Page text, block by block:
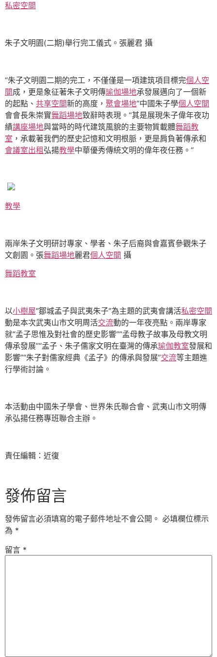
私密空間
朱子文明園(二期)舉行完工儀式。張麗君 攝
“朱子文明園二期的完工，不僅僅是一項建筑項目標完個人空
間成，更是象征著朱子文明傳瑜伽場地承發展邁向了一個新
的起點、 共享空間新的高度， 聚會場地”中國朱子學個人空間
會會長朱崇實舞蹈場地致辭時表現。“其是展現朱子偉年夜功
績講座場地與當時的時代建筑風貌的主要物質載體舞蹈教
室 ，承載著我們的歷史記憶和文明根脈，更是肩負著傳承和
會議室出租弘揚教學中華優秀傳統文明的偉年夜任務。”
教學
兩岸朱子文明研討專家、學者、朱子后裔與會嘉賓參觀朱子
文創園。張舞蹈場地麗君個人空間 攝
舞蹈教室
以小樹屋“鄒城孟子與武夷朱子”為主題的武夷會講活私密空間
動是本次武夷山市文明周活交流動的一年夜亮點。兩岸專家
就“孟子思惟及對社會的歷史影響”“孟母教子故事及母教文明
傳承發展”“孟子、朱子儒家文明在臺灣的傳承瑜伽教室發展和
影響”“朱子對儒家經典《孟子》的傳承與發展”交流等主題進
行學術討論。
本活動由中國朱子學會、世界朱氏聯合會、武夷山市文明傳
承弘揚任務專班聯合主辦。
責任編輯：近復
發佈留言
發佈留言必須填寫的電子郵件地址不會公開。 必填欄位標示
為 *
留言 *